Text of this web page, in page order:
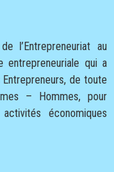
l’Entrepreneuriat au
entrepreneuriale qui a
de toute
– Hommes, pour
économiques